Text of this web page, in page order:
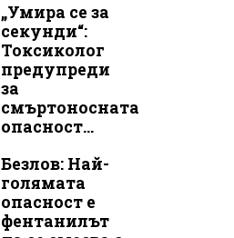
„Умира се за
секунди“:
Токсиколог
предупреди
за
смъртоносната
опасност...
Безлов: Най-
голямата
опасност е
фентанилът